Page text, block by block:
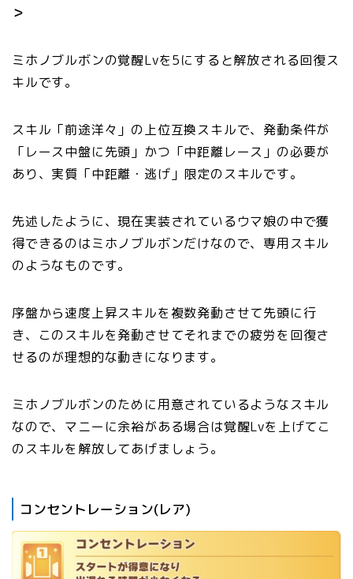
＞
ミホノブルボンの覚醒Lvを5にすると解放される回復ス
キルです。
スキル「前途洋々」の上位互換スキルで、発動条件が
「レース中盤に先頭」かつ「中距離レース」の必要が
あり、実質「中距離・逃げ」限定のスキルです。
先述したように、現在実装されているウマ娘の中で獲
得できるのはミホノブルボンだけなので、専用スキル
のようなものです。
序盤から速度上昇スキルを複数発動させて先頭に行
き、このスキルを発動させてそれまでの疲労を回復さ
せるのが理想的な動きになります。
ミホノブルボンのために用意されているようなスキル
なので、マニーに余裕がある場合は覚醒Lvを上げてこ
のスキルを解放してあげましょう。
コンセントレーション(レア)